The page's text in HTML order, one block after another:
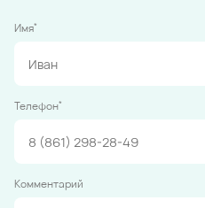
Имя*
Телефон*
Комментарий